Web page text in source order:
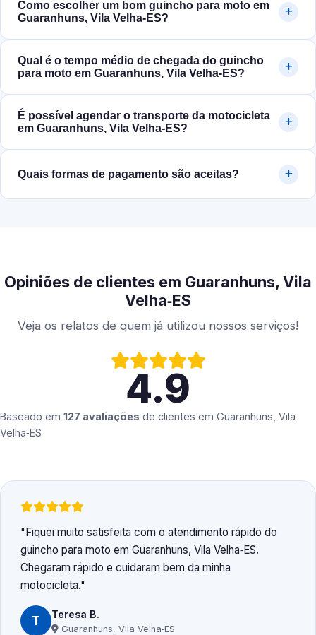
Como escolher um bom guincho para moto em
Guaranhuns, Vila Velha‑ES?
Qual é o tempo médio de chegada do guincho
para moto em Guaranhuns, Vila Velha‑ES?
É possível agendar o transporte da motocicleta
em Guaranhuns, Vila Velha‑ES?
Quais formas de pagamento são aceitas?
Opiniões de clientes em Guaranhuns, Vila
Velha‑ES
Veja os relatos de quem já utilizou nossos serviços!
4.9
Baseado em 127 avaliações de clientes em Guaranhuns, Vila
Velha‑ES
Fiquei muito satisfeita com o atendimento rápido do
guincho para moto em Guaranhuns, Vila Velha‑ES.
Chegaram rápido e cuidaram bem da minha
motocicleta.
T Teresa B.
Guaranhuns, Vila Velha‑ES